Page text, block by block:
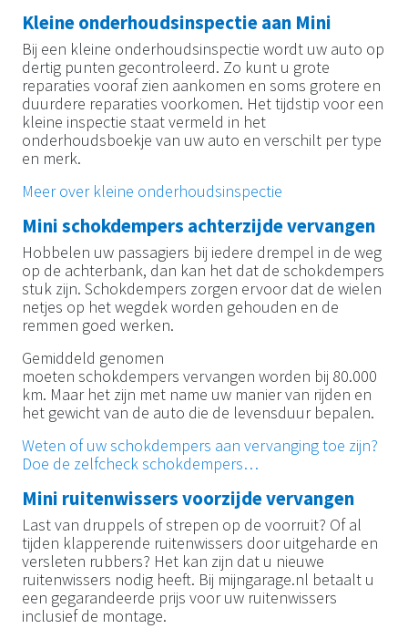
Kleine onderhoudsinspectie aan Mini
Bij een kleine onderhoudsinspectie wordt uw auto op
dertig punten gecontroleerd. Zo kunt u grote
reparaties vooraf zien aankomen en soms grotere en
duurdere reparaties voorkomen. Het tijdstip voor een
kleine inspectie staat vermeld in het
onderhoudsboekje van uw auto en verschilt per type
en merk.
Meer over kleine onderhoudsinspectie
Mini schokdempers achterzijde vervangen
Hobbelen uw passagiers bij iedere drempel in de weg
op de achterbank, dan kan het dat de schokdempers
stuk zijn. Schokdempers zorgen ervoor dat de wielen
netjes op het wegdek worden gehouden en de
remmen goed werken.
Gemiddeld genomen
moeten schokdempers vervangen worden bij 80.000
km. Maar het zijn met name uw manier van rijden en
het gewicht van de auto die de levensduur bepalen.
Weten of uw schokdempers aan vervanging toe zijn?
Doe de zelfcheck schokdempers…
Mini ruitenwissers voorzijde vervangen
Last van druppels of strepen op de voorruit? Of al
tijden klapperende ruitenwissers door uitgeharde en
versleten rubbers? Het kan zijn dat u nieuwe
ruitenwissers nodig heeft. Bij mijngarage.nl betaalt u
een gegarandeerde prijs voor uw ruitenwissers
inclusief de montage.